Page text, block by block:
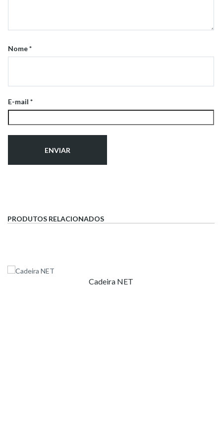
Nome*
E-mail *
PRODUTOS RELACIONADOS
Cadeira NET